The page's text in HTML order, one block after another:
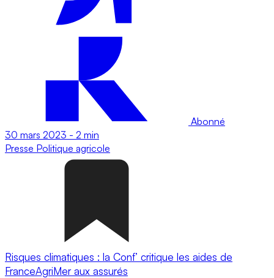
Abonné
30 mars 2023 - 2 min
Presse Politique agricole
Risques climatiques : la Conf’ critique les aides de
FranceAgriMer aux assurés